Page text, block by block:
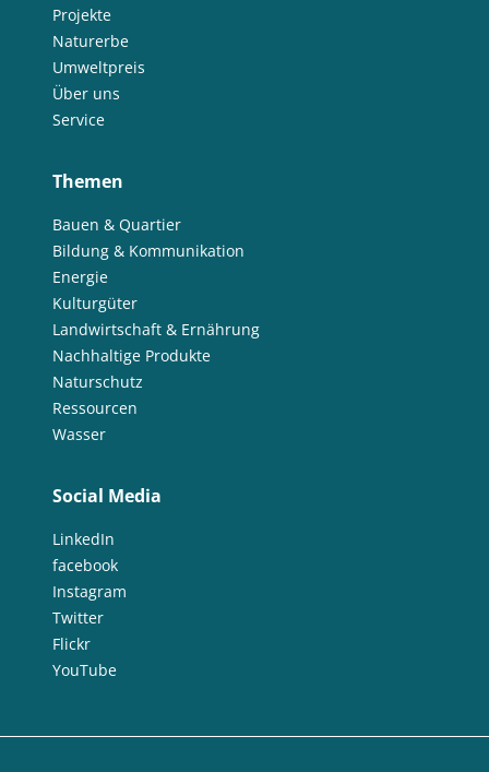
Projekte
Naturerbe
Umweltpreis
Über uns
Service
Themen
Bauen & Quartier
Bildung & Kommunikation
Energie
Kulturgüter
Landwirtschaft & Ernährung
Nachhaltige Produkte
Naturschutz
Ressourcen
Wasser
Social Media
LinkedIn
facebook
Instagram
Twitter
Flickr
YouTube